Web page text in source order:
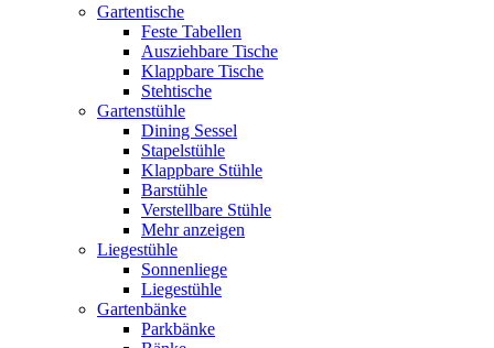
Gartentische
Feste Tabellen
Ausziehbare Tische
Klappbare Tische
Stehtische
Gartenstühle
Dining Sessel
Stapelstühle
Klappbare Stühle
Barstühle
Verstellbare Stühle
Mehr anzeigen
Liegestühle
Sonnenliege
Liegestühle
Gartenbänke
Parkbänke